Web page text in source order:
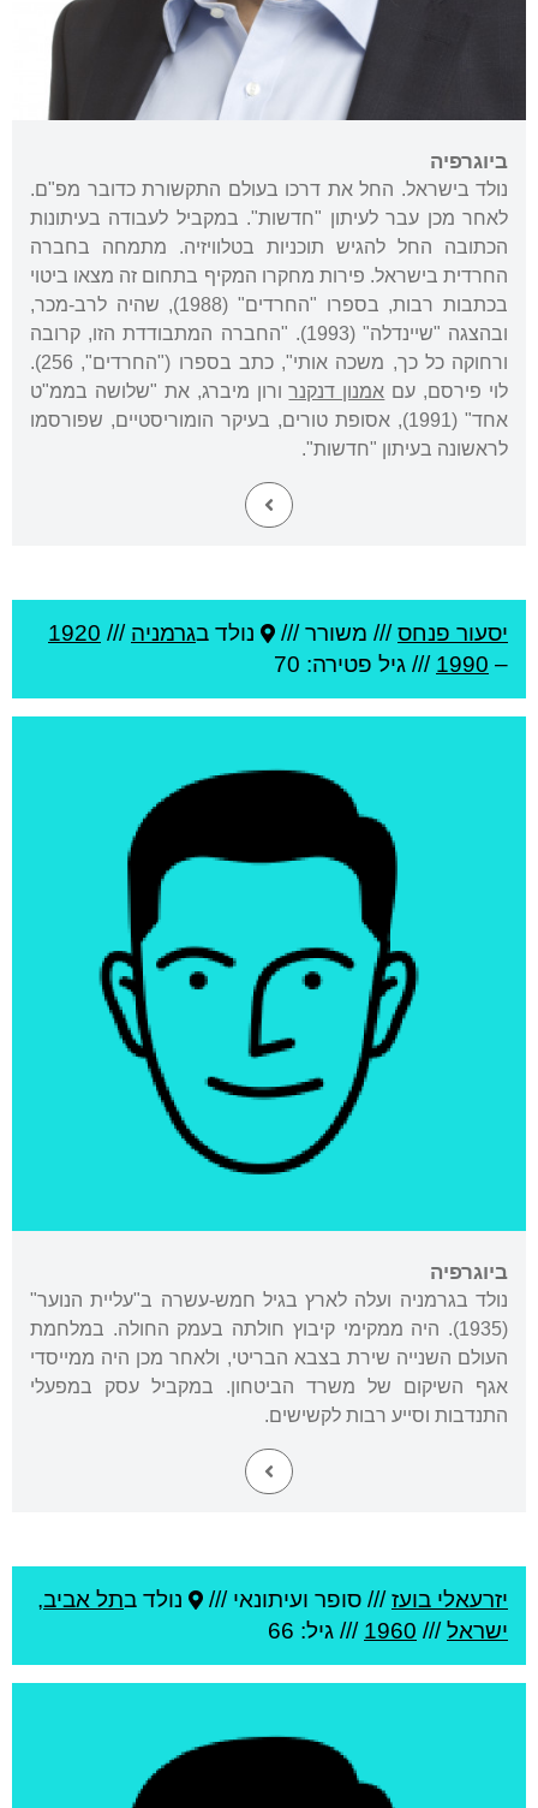
ביוגרפיה
נולד בישראל. החל את דרכו בעולם התקשורת כדובר מפ"ם.
לאחר מכן עבר לעיתון "חדשות". במקביל לעבודה בעיתונות
הכתובה החל להגיש תוכניות בטלוויזיה. מתמחה בחברה
החרדית בישראל. פירות מחקרו המקיף בתחום זה מצאו ביטוי
בכתבות רבות, בספרו "החרדים" (1988), שהיה לרב-מכר,
ובהצגה "שיינדלה" (1993). "החברה המתבודדת הזו, קרובה
ורחוקה כל כך, משכה אותי", כתב בספרו ("החרדים", 256).
לוי פירסם, עם אמנון דנקנרורון מיברג, את "שלושה בממ"ט
אחד" (1991), אסופת טורים, בעיקר הומוריסטיים, שפורסמו
לראשונה בעיתון "חדשות".
יסעור פנחס/// משורר /// נולד בגרמניה ///
1920
–
1990 /// גיל פטירה: 70
ביוגרפיה
נולד בגרמניה ועלה לארץ בגיל חמש-עשרה ב"עליית הנוער"
(1935). היה ממקימי קיבוץ חולתה בעמק החולה. במלחמת
העולם השנייה שירת בצבא הבריטי, ולאחר מכן היה ממייסדי
אגף השיקום של משרד הביטחון. במקביל עסק במפעלי
התנדבות וסייע רבות לקשישים.
יזרעאלי בועז/// סופר ועיתונאי /// נולד בתל אביב,
ישראל///
1960 /// גיל: 66